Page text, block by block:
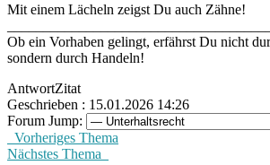
Mit einem Lächeln zeigst Du auch Zähne!
Ob ein Vorhaben gelingt, erfährst Du nicht
sondern durch Handeln!
AntwortZitat
Geschrieben : 15.01.2026 14:26
Forum Jump:
Vorheriges Thema
Nächstes Thema